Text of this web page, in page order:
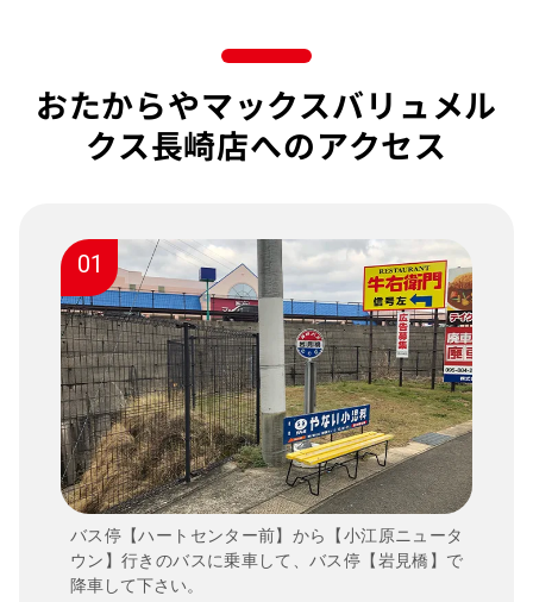
おたからやマックスバリュメル
クス長崎店へのアクセス
01
バス停【ハートセンター前】から【小江原ニュータ
ウン】行きのバスに乗車して、バス停【岩見橋】で
降車して下さい。